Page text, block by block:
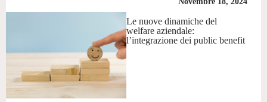
Le nuove dinamiche del
welfare aziendale:
l’integrazione dei public benefit